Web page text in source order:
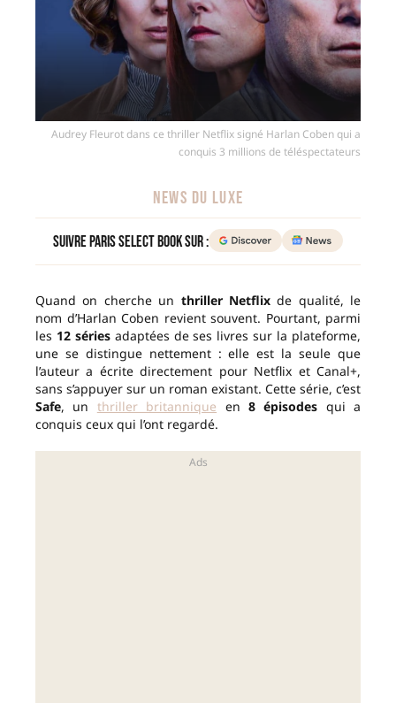
Audrey Fleurot dans ce thriller Netflix signé Harlan Coben qui a
conquis 3 millions de téléspectateurs
NEWS DU LUXE
Suivre Paris Select Book sur :
Quand on cherche un thriller Netflixde qualité, le
nom d’Harlan Coben revient souvent. Pourtant, parmi
les 12 sériesadaptées de ses livres sur la plateforme,
une se distingue nettement : elle est la seule que
l’auteur a écrite directement pour Netflix et Canal+,
sans s’appuyer sur un roman existant. Cette série, c’est
Safe, un thriller britannique en 8 épisodes qui a
conquis ceux qui l’ont regardé.